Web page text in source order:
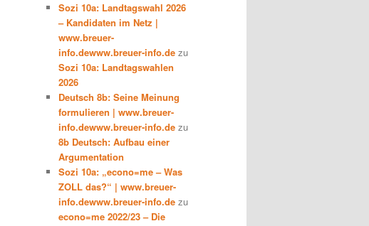
Sozi 10a: Landtagswahl 2026
– Kandidaten im Netz |
www.breuer-
info.dewww.breuer-info.de zu
Sozi 10a: Landtagswahlen
2026
Deutsch 8b: Seine Meinung
formulieren | www.breuer-
info.dewww.breuer-info.de zu
8b Deutsch: Aufbau einer
Argumentation
Sozi 10a: „econo=me – Was
ZOLL das?“ | www.breuer-
info.dewww.breuer-info.de zu
econo=me 2022/23 – Die